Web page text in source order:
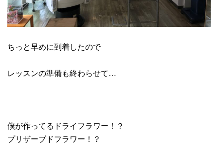
ちっと早めに到着したので
レッスンの準備も終わらせて…
僕が作ってるドライフラワー！？
プリザーブドフラワー！？